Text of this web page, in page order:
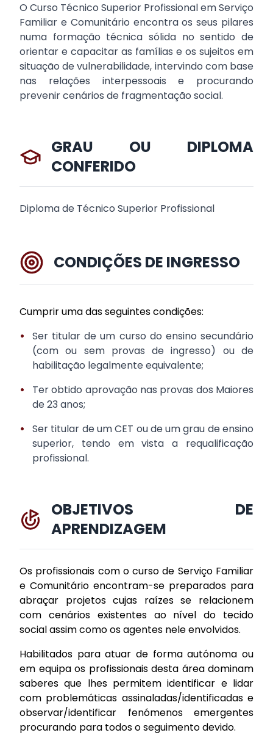
O Curso Técnico Superior Profissional em Serviço
Familiar e Comunitário encontra os seus pilares
numa formação técnica sólida no sentido de
orientar e capacitar as famílias e os sujeitos em
situação de vulnerabilidade, intervindo com base
nas relações interpessoais e procurando
prevenir cenários de fragmentação social.
GRAU OU DIPLOMA
CONFERIDO
Diploma de Técnico Superior Profissional
CONDIÇÕES DE INGRESSO
Cumprir uma das seguintes condições:
•
Ser titular de um curso do ensino secundário
(com ou sem provas de ingresso) ou de
habilitação legalmente equivalente;
•
Ter obtido aprovação nas provas dos Maiores
de 23 anos;
•
Ser titular de um CET ou de um grau de ensino
superior, tendo em vista a requalificação
profissional.
OBJETIVOS DE
APRENDIZAGEM
Os profissionais com o curso de Serviço Familiar
e Comunitário encontram-se preparados para
abraçar projetos cujas raízes se relacionem
com cenários existentes ao nível do tecido
social assim como os agentes nele envolvidos.
Habilitados para atuar de forma autónoma ou
em equipa os profissionais desta área dominam
saberes que lhes permitem identificar e lidar
com problemáticas assinaladas/identificadas e
observar/identificar fenómenos emergentes
procurando para todos o seguimento devido.